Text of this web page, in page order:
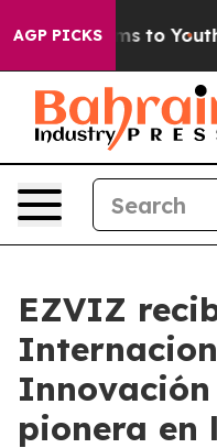
AGP PICKS
Harms to Youth
EZVIZ
pionera en